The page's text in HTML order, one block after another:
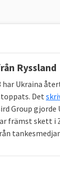
Ryssland
har Ukraina
Det
Group
främst skett i